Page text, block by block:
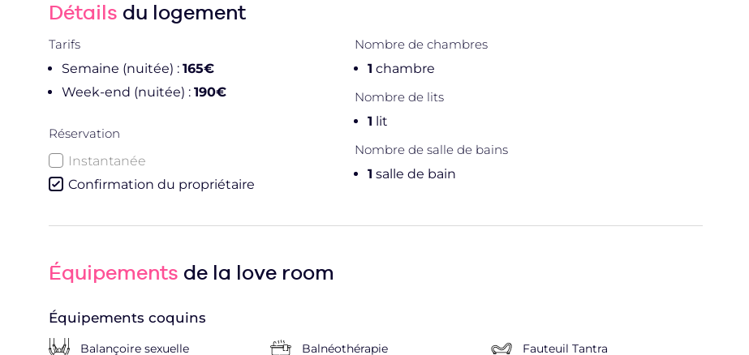
Équipements de la love room
Équipements coquins
Balançoire sexuelle Balnéothérapie Fauteuil Tantra
Détails du logement
Tarifs
Semaine (nuitée) : 165€
Week-end (nuitée) : 190€
Réservation
Instantanée
Confirmation du propriétaire
Nombre de chambres
1 chambre
Nombre de lits
1 lit
Nombre de salle de bains
1 salle de bain